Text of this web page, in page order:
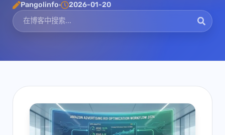
Pangolinfo 2026-01-20